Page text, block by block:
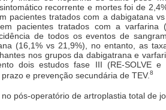
recorrente e mortes foi de
pacientes tratados com a dabigatana
pacientes tratados com a varfarina
de todos os eventos de
(16,1% vs 21,9%), no entanto, as
nos grupos da dabigatrana e
dois estudos fase III (RE-SOLVE e
e prevenção secundária de TEV. 8
pós-operatório de artroplastia total de